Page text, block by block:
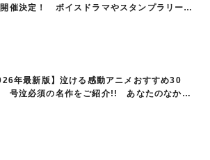
催決定！ ボイスドラマやスタンプラリー、
年最新版】泣ける感動アニメおすすめ30
号泣必須の名作をご紹介!! あなたのなかの